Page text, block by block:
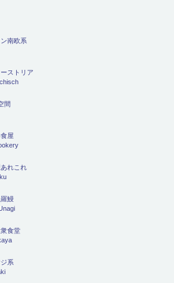
南欧系
ストリア
間
屋
れこれ
鰻
食堂
系